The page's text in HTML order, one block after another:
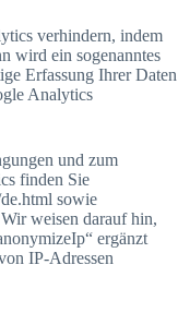
verhindern, indem
wird ein sogenanntes
Erfassung Ihrer Daten
Analytics
und zum
finden Sie
sowie
weisen darauf hin,
ergänzt
IP-Adressen